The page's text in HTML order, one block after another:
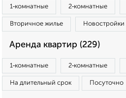
1‑комнатные 2‑комнатные
Вторичное жилье Новостройки
Аренда квартир (229)
1‑комнатные 2‑комнатные
На длительный срок Посуточно